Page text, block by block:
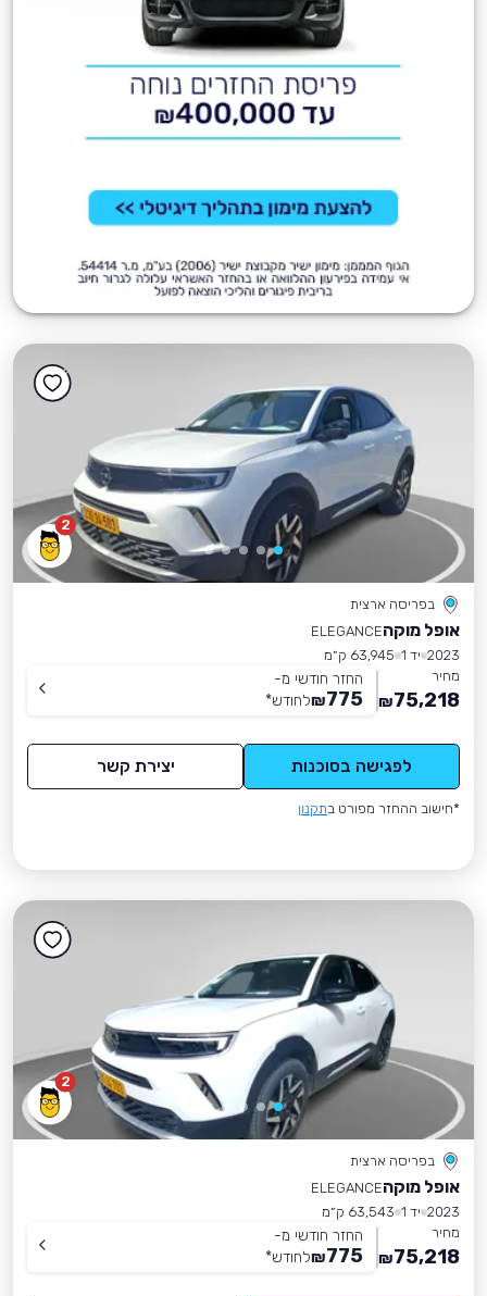
2
בפריסה ארצית
אופל מוקהELEGANCE
2023 יד 1
63,945 ק״מ
מחיר
75,218
₪
החזר חודשי מ-
775
₪לחודש*
לפגישה בסוכנות יצירת קשר
*חישוב ההחזר מפורט בתקנון
2
בפריסה ארצית
אופל מוקהELEGANCE
2023 יד 1
63,543 ק״מ
מחיר
75,218
₪
החזר חודשי מ-
775
₪לחודש*